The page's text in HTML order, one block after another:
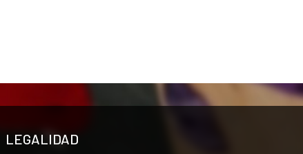
LEGALIDAD